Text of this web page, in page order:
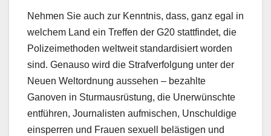
Nehmen Sie auch zur Kenntnis, dass, ganz egal in
welchem Land ein Treffen der G20 stattfindet, die
Polizeimethoden weltweit standardisiert worden
sind. Genauso wird die Strafverfolgung unter der
Neuen Weltordnung aussehen – bezahlte
Ganoven in Sturmausrüstung, die Unerwünschte
entführen, Journalisten aufmischen, Unschuldige
einsperren und Frauen sexuell belästigen und